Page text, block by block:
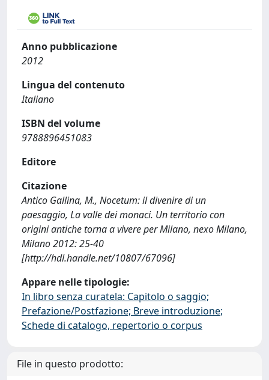
Anno pubblicazione
2012
Lingua del contenuto
Italiano
ISBN del volume
9788896451083
Editore
Citazione
Antico Gallina, M., Nocetum: il divenire di un
paesaggio, La valle dei monaci. Un territorio con
origini antiche torna a vivere per Milano, nexo Milano,
Milano 2012: 25-40
[http://hdl.handle.net/10807/67096]
Appare nelle tipologie:
In libro senza curatela: Capitolo o saggio;
Prefazione/Postfazione; Breve introduzione;
Schede di catalogo, repertorio o corpus
File in questo prodotto: